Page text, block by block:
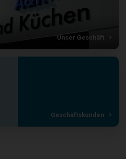
Unser Geschäft
Geschäftskunden